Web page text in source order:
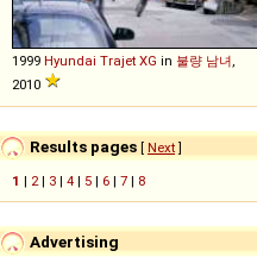
1999 Hyundai Trajet XG in 불량 남녀,
2010
Results pages [ Next]
1 | 2| 3 | 4 | 5 | 6 | 7 | 8
Advertising